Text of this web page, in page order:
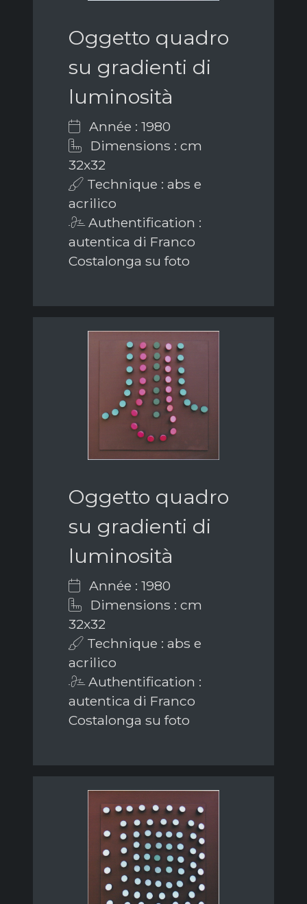
Oggetto quadro
su gradienti di
luminosità
Année : 1980
Dimensions : cm
32x32
Technique : abs e
acrilico
Authentification :
autentica di Franco
Costalonga su foto
Oggetto quadro
su gradienti di
luminosità
Année : 1980
Dimensions : cm
32x32
Technique : abs e
acrilico
Authentification :
autentica di Franco
Costalonga su foto